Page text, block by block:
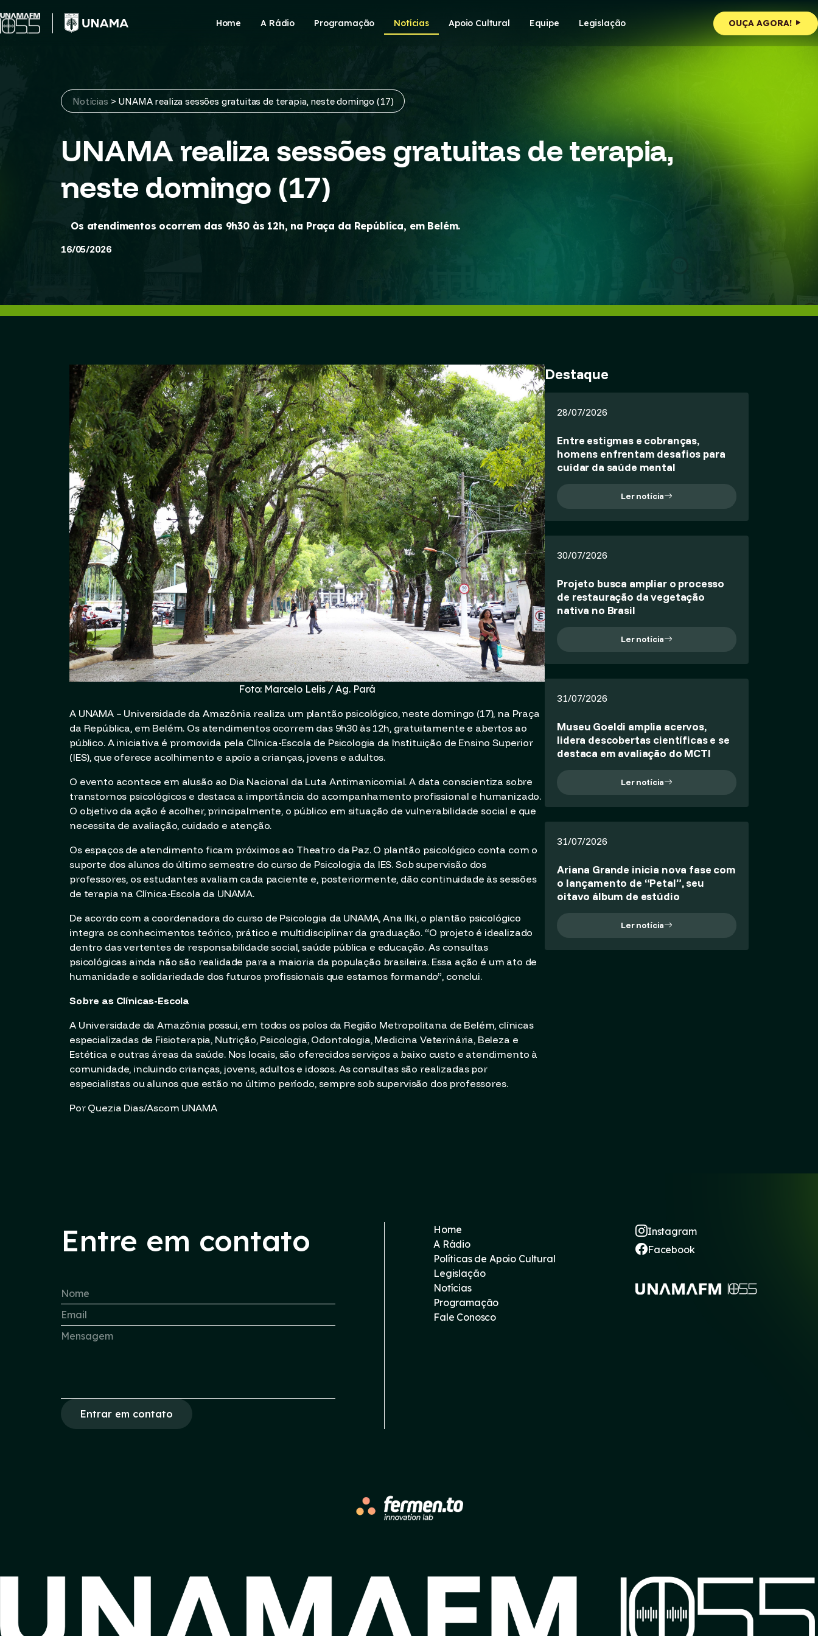
to
content
Home A Rádio Programação Notícias Apoio Cultural Equipe Legislação OUÇA AGORA!
Notícias > UNAMA realiza sessões gratuitas de terapia, neste domingo (17)
UNAMA realiza sessões gratuitas de terapia,
neste domingo (17)
Os atendimentos ocorrem das 9h30 às 12h, na Praça da República, em Belém.
16/05/2026
Foto: Marcelo Lelis / Ag. Pará
A UNAMA – Universidade da Amazônia realiza um plantão psicológico, neste domingo (17), na Praça
da República, em Belém. Os atendimentos ocorrem das 9h30 às 12h, gratuitamente e abertos ao
público. A iniciativa é promovida pela Clínica-Escola de Psicologia da Instituição de Ensino Superior
(IES), que oferece acolhimento e apoio a crianças, jovens e adultos.
O evento acontece em alusão ao Dia Nacional da Luta Antimanicomial. A data conscientiza sobre
transtornos psicológicos e destaca a importância do acompanhamento profissional e humanizado.
O objetivo da ação é acolher, principalmente, o público em situação de vulnerabilidade social e que
necessita de avaliação, cuidado e atenção.
Os espaços de atendimento ficam próximos ao Theatro da Paz. O plantão psicológico conta com o
suporte dos alunos do último semestre do curso de Psicologia da IES. Sob supervisão dos
professores, os estudantes avaliam cada paciente e, posteriormente, dão continuidade às sessões
de terapia na Clínica-Escola da UNAMA.
De acordo com a coordenadora do curso de Psicologia da UNAMA, Ana Ilki, o plantão psicológico
integra os conhecimentos teórico, prático e multidisciplinar da graduação. “O projeto é idealizado
dentro das vertentes de responsabilidade social, saúde pública e educação. As consultas
psicológicas ainda não são realidade para a maioria da população brasileira. Essa ação é um ato de
humanidade e solidariedade dos futuros profissionais que estamos formando”, conclui.
Sobre as Clínicas-Escola
A Universidade da Amazônia possui, em todos os polos da Região Metropolitana de Belém, clínicas
especializadas de Fisioterapia, Nutrição, Psicologia, Odontologia, Medicina Veterinária, Beleza e
Estética e outras áreas da saúde. Nos locais, são oferecidos serviços a baixo custo e atendimento à
comunidade, incluindo crianças, jovens, adultos e idosos. As consultas são realizadas por
especialistas ou alunos que estão no último período, sempre sob supervisão dos professores.
Por Quezia Dias/Ascom UNAMA
Destaque
28/07/2026
Entre estigmas e cobranças,
homens enfrentam desafios para
cuidar da saúde mental
Ler notícia
30/07/2026
Projeto busca ampliar o processo
de restauração da vegetação
nativa no Brasil
Ler notícia
31/07/2026
Museu Goeldi amplia acervos,
lidera descobertas científicas e se
destaca em avaliação do MCTI
Ler notícia
31/07/2026
Ariana Grande inicia nova fase com
o lançamento de “Petal”, seu
oitavo álbum de estúdio
Ler notícia
Entre em contato
Entrar em contato
Home
A Rádio
Políticas de Apoio Cultural
Legislação
Notícias
Programação
Fale Conosco
Instagram
Facebook